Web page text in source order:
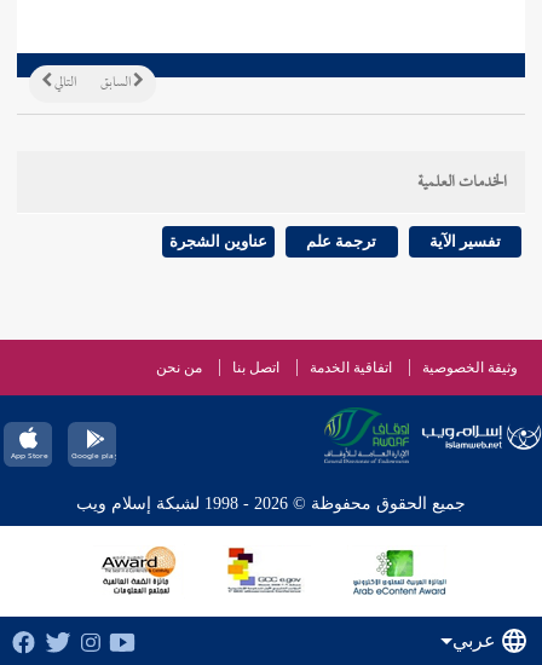
التالي السابق
الخدمات العلمية
تفسير الآية ترجمة علم عناوين الشجرة
وثيقة الخصوصية اتفاقية الخدمة اتصل بنا من نحن
جميع الحقوق محفوظة © 2026 - 1998 لشبكة إسلام ويب
عربي